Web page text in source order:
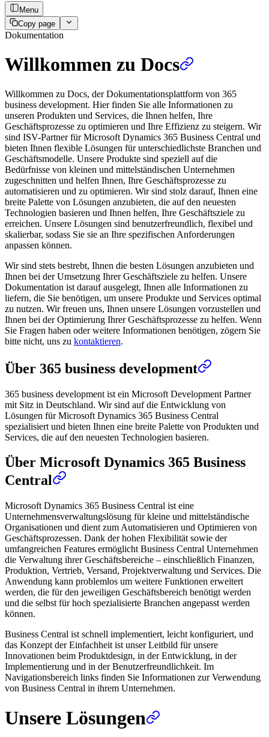
Menu
Copy page
Dokumentation
Willkommen zu Docs
Willkommen zu Docs, der Dokumentationsplattform von 365
business development. Hier finden Sie alle Informationen zu
unseren Produkten und Services, die Ihnen helfen, Ihre
Geschäftsprozesse zu optimieren und Ihre Effizienz zu steigern. Wir
sind ISV-Partner für Microsoft Dynamics 365 Business Central und
bieten Ihnen flexible Lösungen für unterschiedlichste Branchen und
Geschäftsmodelle. Unsere Produkte sind speziell auf die
Bedürfnisse von kleinen und mittelständischen Unternehmen
zugeschnitten und helfen Ihnen, Ihre Geschäftsprozesse zu
automatisieren und zu optimieren. Wir sind stolz darauf, Ihnen eine
breite Palette von Lösungen anzubieten, die auf den neuesten
Technologien basieren und Ihnen helfen, Ihre Geschäftsziele zu
erreichen. Unsere Lösungen sind benutzerfreundlich, flexibel und
skalierbar, sodass Sie sie an Ihre spezifischen Anforderungen
anpassen können.
Wir sind stets bestrebt, Ihnen die besten Lösungen anzubieten und
Ihnen bei der Umsetzung Ihrer Geschäftsziele zu helfen. Unsere
Dokumentation ist darauf ausgelegt, Ihnen alle Informationen zu
liefern, die Sie benötigen, um unsere Produkte und Services optimal
zu nutzen. Wir freuen uns, Ihnen unsere Lösungen vorzustellen und
Ihnen bei der Optimierung Ihrer Geschäftsprozesse zu helfen. Wenn
Sie Fragen haben oder weitere Informationen benötigen, zögern Sie
bitte nicht, uns zu kontaktieren.
Über 365 business development
365 business development ist ein Microsoft Development Partner
mit Sitz in Deutschland. Wir sind auf die Entwicklung von
Lösungen für Microsoft Dynamics 365 Business Central
spezialisiert und bieten Ihnen eine breite Palette von Produkten und
Services, die auf den neuesten Technologien basieren.
Über Microsoft Dynamics 365 Business
Central
Microsoft Dynamics 365 Business Central ist eine
Unternehmensverwaltungslösung für kleine und mittelständische
Organisationen und dient zum Automatisieren und Optimieren von
Geschäftsprozessen. Dank der hohen Flexibilität sowie der
umfangreichen Features ermöglicht Business Central Unternehmen
die Verwaltung ihrer Geschäftsbereiche – einschließlich Finanzen,
Produktion, Vertrieb, Versand, Projektverwaltung und Services. Die
Anwendung kann problemlos um weitere Funktionen erweitert
werden, die für den jeweiligen Geschäftsbereich benötigt werden
und die selbst für hoch spezialisierte Branchen angepasst werden
können.
Business Central ist schnell implementiert, leicht konfiguriert, und
das Konzept der Einfachheit ist unser Leitbild für unsere
Innovationen beim Produktdesign, in der Entwicklung, in der
Implementierung und in der Benutzerfreundlichkeit. Im
Navigationsbereich links finden Sie Informationen zur Verwendung
von Business Central in ihrem Unternehmen.
Unsere Lösungen